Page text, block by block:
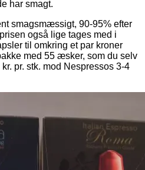
har smagt.
smagsmæssigt, 90-95% efter
også lige tages med i
til omkring et par kroner
med 55 æsker, som du selv
pr. stk. mod Nespressos 3-4